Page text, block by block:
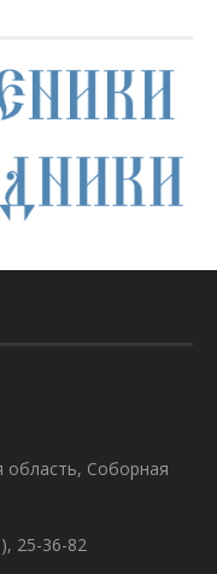
область, Соборная
25-36-82